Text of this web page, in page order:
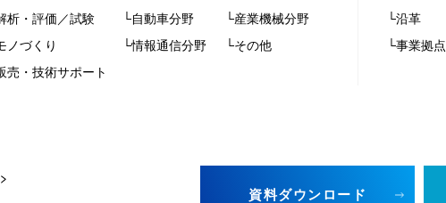
析・評価／試験
ノづくり
売・技術サポート
└自動車分野
└産業機械分野
└情報通信分野
└その他
└沿革
└事業拠点
資料ダウンロード